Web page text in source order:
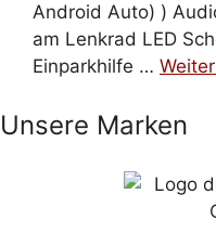
Android Auto) )
am Lenkrad LED
Einparkhilfe …
Unsere Marken